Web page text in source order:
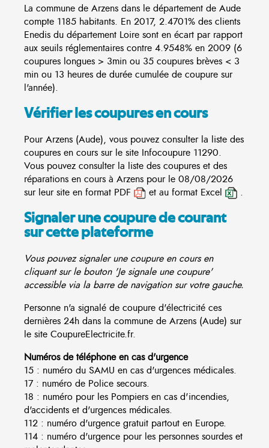
La commune de Arzens dans le département de Aude
compte 1185 habitants. En 2017, 2.4701% des clients
Enedis du département Loire sont en écart par rapport
aux seuils réglementaires contre 4.9548% en 2009 (6
coupures longues > 3min ou 35 coupures brèves < 3
min ou 13 heures de durée cumulée de coupure sur
l'année).
Vérifier les coupures en cours
Pour Arzens (Aude), vous pouvez consulter la liste des
coupures en cours sur le site Infocoupure 11290.
Vous pouvez consulter la liste des coupures et des
réparations en cours à Arzens pour le 08/08/2026
sur leur site en format PDF
et au format Excel .
Signaler une coupure de courant
sur cette plateforme
Vous pouvez signaler une coupure en cours en
cliquant sur le bouton 'Je signale une coupure'
accessible via la barre de navigation sur votre gauche.
Personne n'a signalé de coupure d'électricité ces
dernières 24h dans la commune de Arzens (Aude) sur
le site CoupureElectricite.fr.
Numéros de téléphone en cas d'urgence
15 : numéro du SAMU en cas d'urgences médicales.
17 : numéro de Police secours.
18 : numéro pour les Pompiers en cas d'incendies,
d'accidents et d'urgences médicales.
112 : numéro d'urgence gratuit partout en Europe.
114 : numéro d'urgence pour les personnes sourdes et